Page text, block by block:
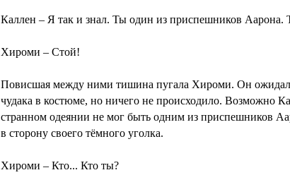
Каллен – Я так и знал. Ты один из приспешников Аарона.
Хироми – Стой!
Повисшая между ними тишина пугала Хироми. Он ожидал,
чудака в костюме, но ничего не происходило. Возможно
странном одеянии не мог быть одним из приспешников
в сторону своего тёмного уголка.
Хироми – Кто... Кто ты?